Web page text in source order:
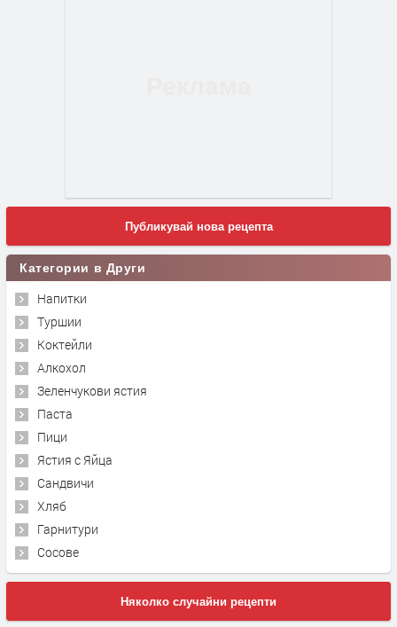
Публикувай нова рецепта
Категории в Други
Напитки
Туршии
Коктейли
Алкохол
Зеленчукови ястия
Паста
Пици
Ястия с Яйца
Сандвичи
Хляб
Гарнитури
Сосове
Няколко случайни рецепти